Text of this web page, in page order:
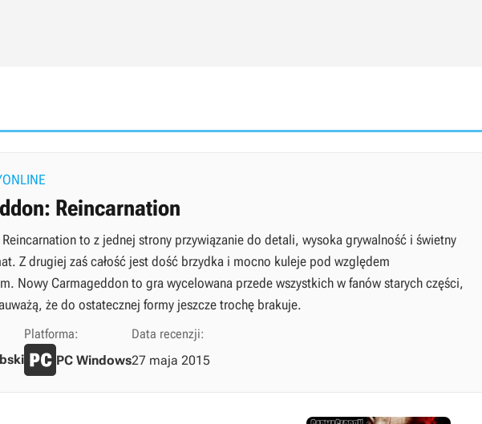
Reincarnation
to z jednej strony przywiązanie do detali, wysoka grywalność i świetny
Z drugiej zaś całość jest dość brzydka i mocno kuleje pod względem
Nowy Carmageddon to gra wycelowana przede wszystkich w fanów starych części,
że do ostatecznej formy jeszcze trochę brakuje.
Platforma:
PC Windows
Data recenzji:
27 maja 2015